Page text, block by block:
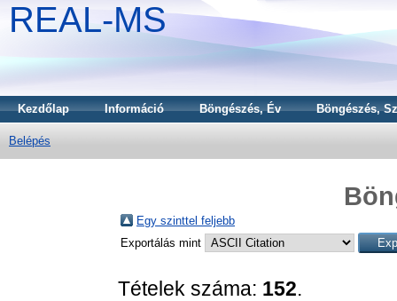
REAL-MS
Kezdőlap Információ Böngészés, Év Böngészés,
Belépés
Egy szinttel feljebb
Exportálás mint
Tételek száma: 152.